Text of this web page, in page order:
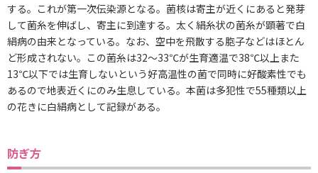
する。これが第一次伝染源となる。菌核は寄主が近くにあると発芽
して菌糸を伸ばし、寄主に到達する。太く絹糸状の菌糸が顕著で白
絹病の由来となっている。なお、空中を飛散する胞子などはほとん
ど形成されない。この菌糸は32～33℃が生育適温で38℃以上また
13℃以下では生育しないという好高温性の菌で同時に好酸素性でも
あるので地表近くにのみ生息している。本菌は多犯性で55種類以上
の花きに白絹病として記録がある。
防ぎ方